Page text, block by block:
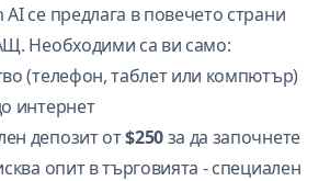
се предлага в повечето страни
Необходими са ви само:
(телефон, таблет или компютър)
интернет
депозит от$250за да започнете
опит в търговията - специален